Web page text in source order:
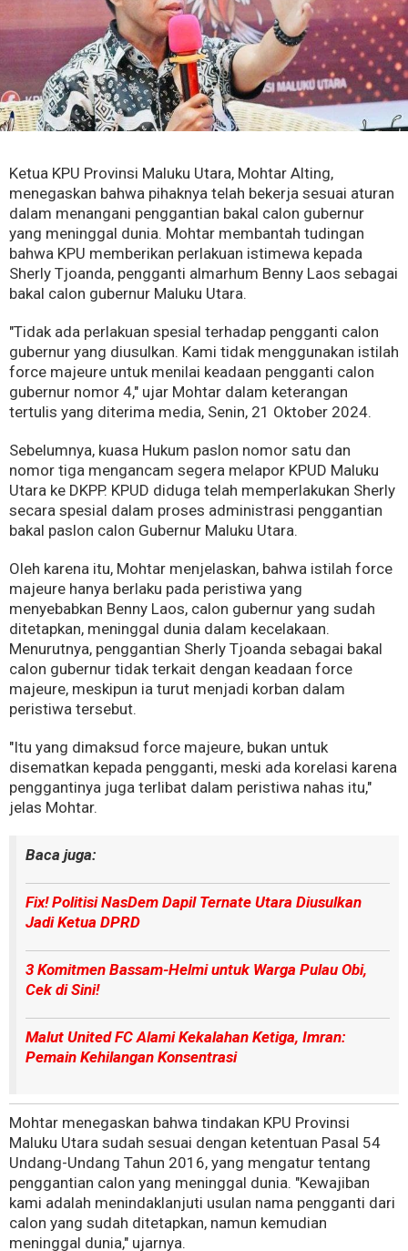
Ketua KPU Provinsi Maluku Utara, Mohtar Alting,
menegaskan bahwa pihaknya telah bekerja sesuai aturan
dalam menangani penggantian bakal calon gubernur
yang meninggal dunia. Mohtar membantah tudingan
bahwa KPU memberikan perlakuan istimewa kepada
Sherly Tjoanda, pengganti almarhum Benny Laos sebagai
bakal calon gubernur Maluku Utara.
"Tidak ada perlakuan spesial terhadap pengganti calon
gubernur yang diusulkan. Kami tidak menggunakan istilah
force majeure untuk menilai keadaan pengganti calon
gubernur nomor 4," ujar Mohtar dalam keterangan
tertulis yang diterima media, Senin, 21 Oktober 2024.
Sebelumnya, kuasa Hukum paslon nomor satu dan
nomor tiga mengancam segera melapor KPUD Maluku
Utara ke DKPP. KPUD diduga telah memperlakukan Sherly
secara spesial dalam proses administrasi penggantian
bakal paslon calon Gubernur Maluku Utara.
Oleh karena itu, Mohtar menjelaskan, bahwa istilah force
majeure hanya berlaku pada peristiwa yang
menyebabkan Benny Laos, calon gubernur yang sudah
ditetapkan, meninggal dunia dalam kecelakaan.
Menurutnya, penggantian Sherly Tjoanda sebagai bakal
calon gubernur tidak terkait dengan keadaan force
majeure, meskipun ia turut menjadi korban dalam
peristiwa tersebut.
"Itu yang dimaksud force majeure, bukan untuk
disematkan kepada pengganti, meski ada korelasi karena
penggantinya juga terlibat dalam peristiwa nahas itu,"
jelas Mohtar.
Baca juga:
Fix! Politisi NasDem Dapil Ternate Utara Diusulkan
Jadi Ketua DPRD
3 Komitmen Bassam-Helmi untuk Warga Pulau Obi,
Cek di Sini!
Malut United FC Alami Kekalahan Ketiga, Imran:
Pemain Kehilangan Konsentrasi
Mohtar menegaskan bahwa tindakan KPU Provinsi
Maluku Utara sudah sesuai dengan ketentuan Pasal 54
Undang-Undang Tahun 2016, yang mengatur tentang
penggantian calon yang meninggal dunia. "Kewajiban
kami adalah menindaklanjuti usulan nama pengganti dari
calon yang sudah ditetapkan, namun kemudian
meninggal dunia," ujarnya.